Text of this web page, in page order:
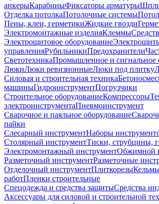
анкерыКарабиныФиксаторы арматуры
Отделка потолкаПотолочные системы
Пены, клеи, герметикиЖидкие гвозди
Электромонтажные изделияКлеммы
Электрощитовое оборудование
управленияРубильникиПредохранители
СветотехникаПромышленное и сигнальное
ЛюкиЛюки ревизионныеЛюки под плитку
Силовая и строительная техника
машиныГидроинструментПогрузчики
Строительное оборудованиеКомпрессоры
электроинструментаПневмоинструмент
Сварочное и паяльное оборудование
пайки
Слесарный инструментНаборы
Столярный инструментТиски, струбцины,
Электромонтажный инструментОбжимной
Разметочный инструментРазметочные
Отделочный инструментПлиткорезы
работПленки строительные
Спецодежда и средства защитыСредства
Аксессуары для силовой и строительной